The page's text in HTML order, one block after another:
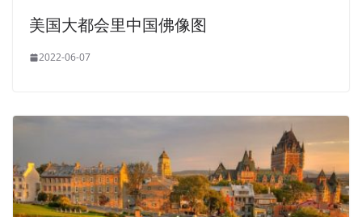
美国大都会里中国佛像图
2022-06-07